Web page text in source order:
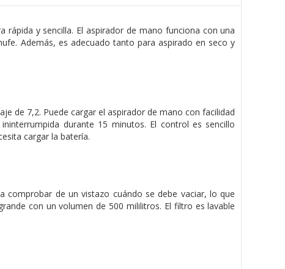
y sencilla. El aspirador de mano funciona con una
Además, es adecuado tanto para aspirado en seco y
de 7,2. Puede cargar el aspirador de mano con facilidad
durante 15 minutos. El control es sencillo
cargar la batería.
comprobar de un vistazo cuándo se debe vaciar, lo que
con un volumen de 500 mililitros. El filtro es lavable